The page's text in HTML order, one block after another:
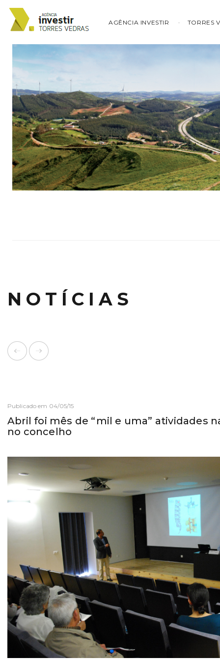
AGÊNCIA INVESTIR TORRES
NOTÍCIAS
Publicado em 04/05/15
Abril foi mês de “mil e uma” atividades
no concelho